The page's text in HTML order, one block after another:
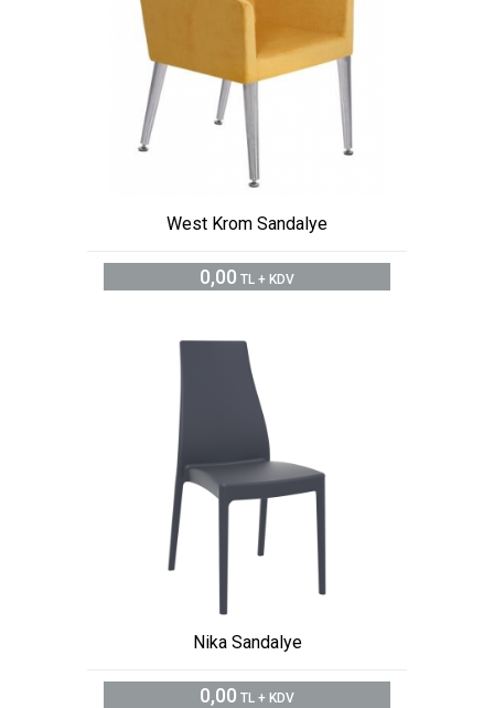
West Krom Sandalye
0,00 TL + KDV
Nika Sandalye
0,00 TL + KDV